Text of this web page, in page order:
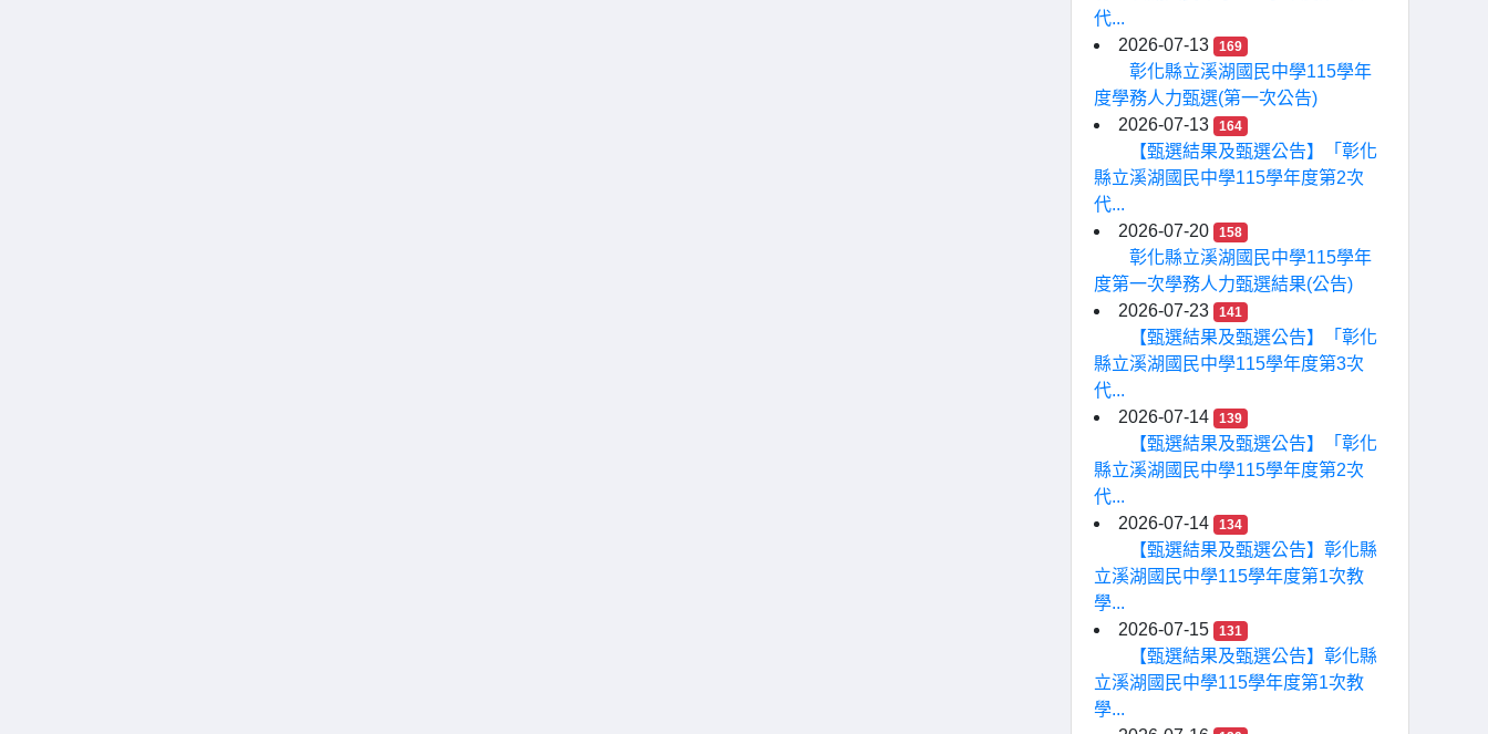
代...
2026-07-13
169
彰化縣立溪湖國民中學115學年
度學務人力甄選(第一次公告)
2026-07-13
164
【甄選結果及甄選公告】「彰化
縣立溪湖國民中學115學年度第2次
代...
2026-07-20
158
彰化縣立溪湖國民中學115學年
度第一次學務人力甄選結果(公告)
2026-07-23
141
【甄選結果及甄選公告】「彰化
縣立溪湖國民中學115學年度第3次
代...
2026-07-14
139
【甄選結果及甄選公告】「彰化
縣立溪湖國民中學115學年度第2次
代...
2026-07-14
134
【甄選結果及甄選公告】彰化縣
立溪湖國民中學115學年度第1次教
學...
2026-07-15
131
【甄選結果及甄選公告】彰化縣
立溪湖國民中學115學年度第1次教
學...